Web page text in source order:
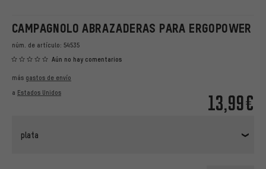
CAMPAGNOLO ABRAZADERAS PARA ERGOPOWER
núm. de artículo: 54535
Aún no hay comentarios
13,99€
más gastos de envío
a Estados Unidos
plata